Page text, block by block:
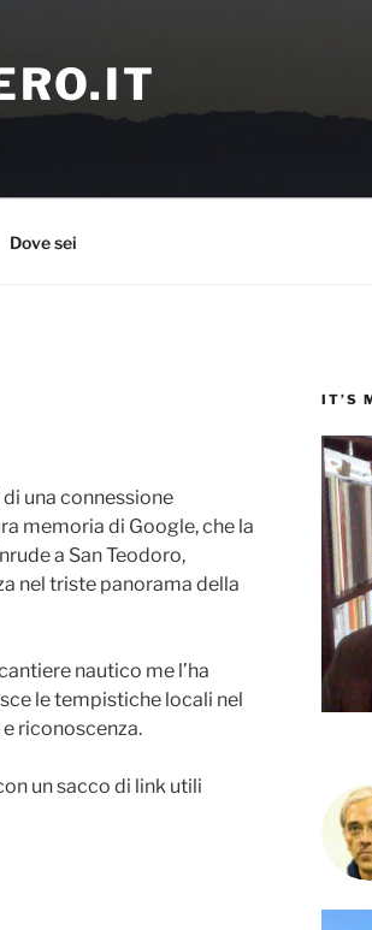
Dove sei
una connessione
memoria di Google, che la
a San Teodoro,
nel triste panorama della
nautico me l’ha
le tempistiche locali nel
riconoscenza.
un sacco di link utili
IT’S